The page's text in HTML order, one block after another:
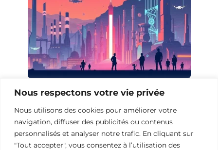
Nous respectons votre vie privée
Nous utilisons des cookies pour améliorer votre
navigation, diffuser des publicités ou contenus
personnalisés et analyser notre trafic. En cliquant sur
"Tout accepter", vous consentez à l’utilisation des
Films de science-fiction sur